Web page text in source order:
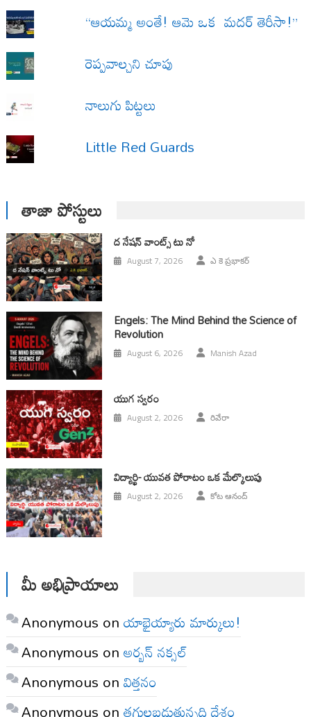
“ఆయమ్మ అంతే! ఆమె ఒక మదర్ తెరీసా!”
రెప్పవాల్చని చూపు
నాలుగు పిట్టలు
Little Red Guards
తాజా పోస్టులు
ద నేషన్ వాంట్స్ టు నో
August 7, 2026 ఎ కె ప్రభాకర్
Engels: The Mind Behind the Science of
Revolution
August 6, 2026 Manish Azad
యుగ స్వ‌రం
August 2, 2026 రివేరా
విద్యార్థి- యువత పోరాటం ఒక మేల్కొలుపు
August 2, 2026 కోట ఆనంద్
మీ అభిప్రాయాలు
Anonymous onయాభైయ్యారు మార్కులు!
Anonymous onఅర్బన్ నక్సల్
Anonymous onవిత్తనం
Anonymous onతగులబడుతున్నది దేశం